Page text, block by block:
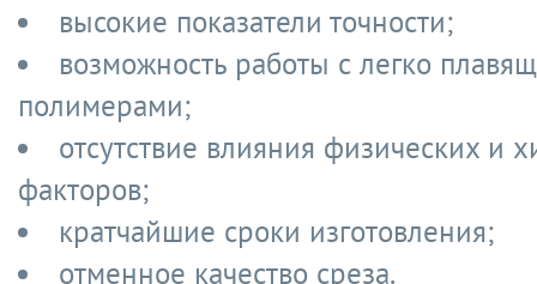
высокие показатели точности;
возможность работы с легко
полимерами;
отсутствие влияния физических и
факторов;
кратчайшие сроки изготовления;
отменное качество среза.